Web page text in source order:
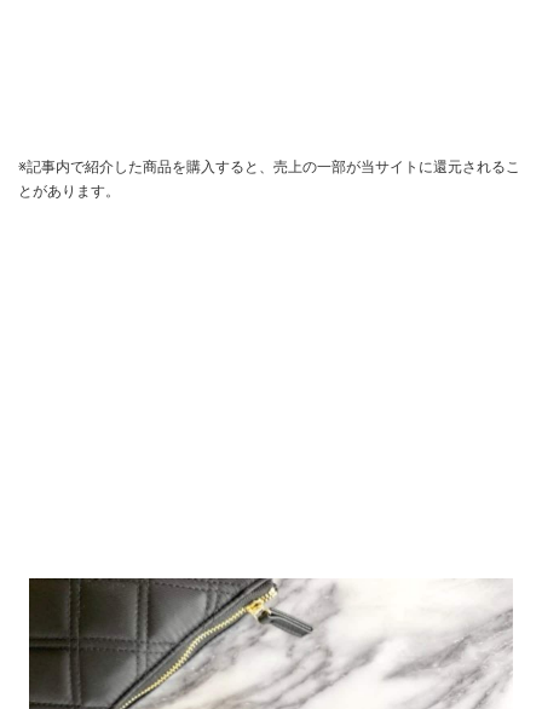
※記事内で紹介した商品を購入すると、売上の一部が当サイトに還元されるこ
とがあります。